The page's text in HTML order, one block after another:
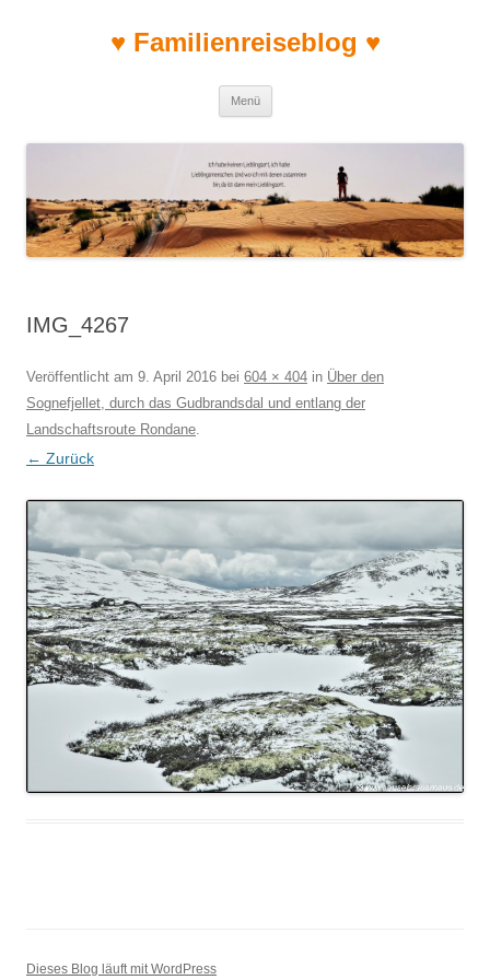
♥ Familienreiseblog ♥
Menü
IMG_4267
Veröffentlicht am 9. April 2016 bei 604 × 404 in Über den
Sognefjellet, durch das Gudbrandsdal und entlang der
Landschaftsroute Rondane.
← Zurück
Dieses Blog läuft mit WordPress